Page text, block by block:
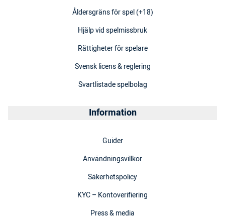
Åldersgräns för spel (+18)
Hjälp vid spelmissbruk
Rättigheter för spelare
Svensk licens & reglering
Svartlistade spelbolag
Information
Guider
Användningsvillkor
Säkerhetspolicy
KYC – Kontoverifiering
Press & media